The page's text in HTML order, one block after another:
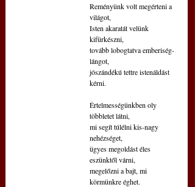
Reményünk volt megérteni a
világot,
Isten akaratát velünk
kifürkészni,
tovább lobogtatva emberiség-
lángot,
jószándékú tettre istenáldást
kérni.
Értelmességünkben oly
többletet látni,
mi segít túlélni kis-nagy
nehézséget,
ügyes megoldást éles
eszünktől várni,
megelőzni a bajt, mi
körmünkre éghet.